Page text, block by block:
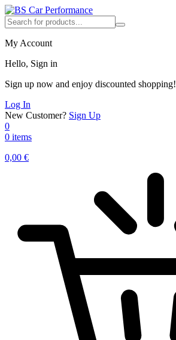
My Account
Hello, Sign in
Sign up now and enjoy discounted shopping!
Log In
New Customer? Sign Up
0
0 items
0,00 €